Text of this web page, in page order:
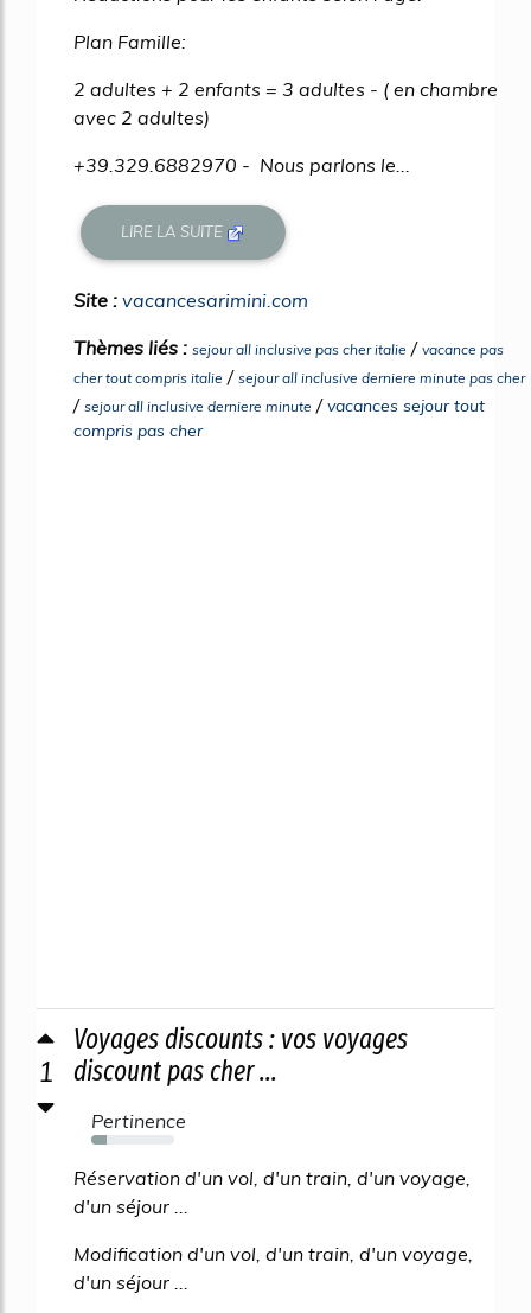
Plan Famille:
2 adultes + 2 enfants = 3 adultes - ( en chambre
avec 2 adultes)
+39.329.6882970 - Nous parlons le...
LIRE LA SUITE
Site : vacancesarimini.com
Thèmes liés : sejour all inclusive pas cher italie / vacance pas
cher tout compris italie / sejour all inclusive derniere minute pas cher
/ sejour all inclusive derniere minute /vacances sejour tout
compris pas cher
1
Voyages discounts : vos voyages
discount pas cher ...
Pertinence
18%
Réservation d'un vol, d'un train, d'un voyage,
d'un séjour ...
Modification d'un vol, d'un train, d'un voyage,
d'un séjour ...